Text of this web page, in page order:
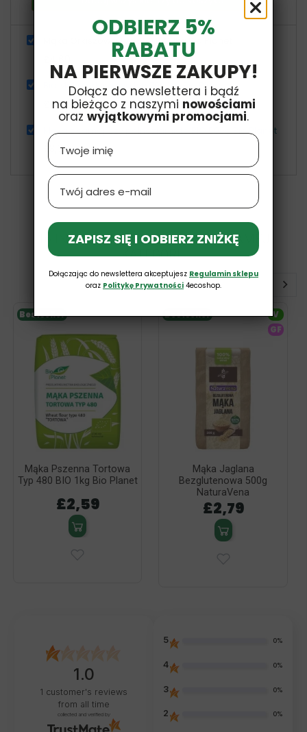
Mąka Orkiszowa Typ 550 BIO 1kg Bio Planet
Bio Mąka orkiszowa typ 700 1kg Bio Planet
£4,59
Mąka z samopszy pełnoziarnista BIO 500g Bio Planet
£3,09
16 INNYCH PRODUKTÓW W TEJ SAMEJ
KATEGORII:
Mąka Pszenna Tortowa
Typ 480 BIO 1kg Bio Planet
£2,59
Bestseller
Mąka Jaglana
Bezglutenowa 500g
NaturaVena
£2,79
Bestseller
V
GF
1.0
1 customer's reviews
from all time
collected and verified by
5 0%
4 0%
3 0%
2 0%
ODBIERZ 5%
RABATU
NA PIERWSZE ZAKUPY!
Dołącz do newslettera i bądź
na bieżąco z naszymi nowościami
oraz wyjątkowymi promocjami.
Name
Email
ZAPISZ SIĘ I ODBIERZ ZNIŻKĘ
Dołączając do newslettera akceptujesz Regulamin sklepu
oraz Politykę Prywatności 4ecoshop.